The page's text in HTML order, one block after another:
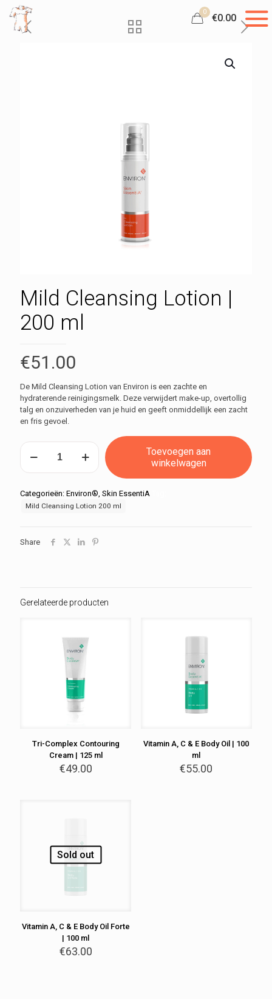
0
€0.00
Mild Cleansing Lotion |
200 ml
€51.00
De Mild Cleansing Lotion van Environ is een zachte en
hydraterende reinigingsmelk. Deze verwijdert make-up, overtollig
talg en onzuiverheden van je huid en geeft onmiddellijk een zacht
en fris gevoel.
Mild
Cleansing
Lotion
200
ml
Toevoegen aan
winkelwagen
Categorieën: Environ®, Skin EssentiA
Mild Cleansing Lotion 200 ml
Share
Gerelateerde producten
Tri-Complex Contouring
Cream | 125 ml
€49.00
Vitamin A, C & E Body Oil | 100
ml
€55.00
Sold out
Vitamin A, C & E Body Oil Forte
| 100 ml
€63.00